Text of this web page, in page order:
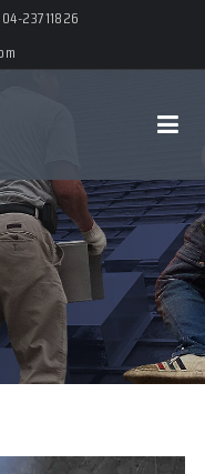
04-23711826